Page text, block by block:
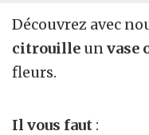
Découvrez avec
citrouille unvase
fleurs.
Il vous faut :